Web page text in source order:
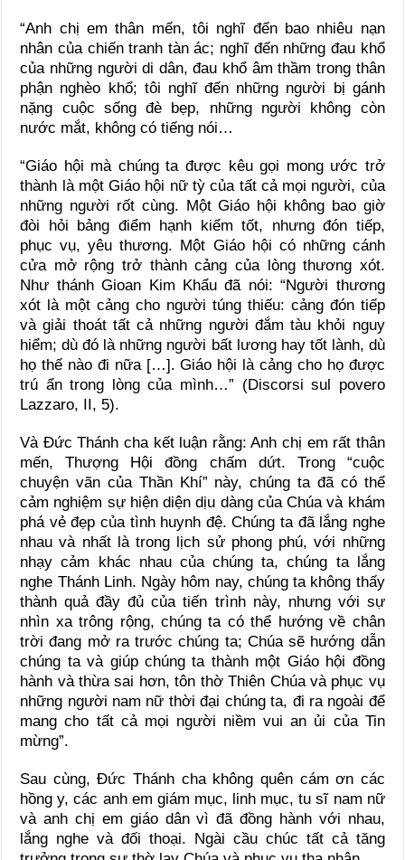
“Anh chị em thân mến, tôi nghĩ đến bao nhiêu nạn
nhân của chiến tranh tàn ác; nghĩ đến những đau khổ
của những người di dân, đau khổ âm thầm trong thân
phận nghèo khổ; tôi nghĩ đến những người bị gánh
nặng cuộc sống đè bẹp, những người không còn
nước mắt, không có tiếng nói…
“Giáo hội mà chúng ta được kêu gọi mong ước trở
thành là một Giáo hội nữ tỳ của tất cả mọi người, của
những người rốt cùng. Một Giáo hội không bao giờ
đòi hỏi bảng điểm hạnh kiểm tốt, nhưng đón tiếp,
phục vụ, yêu thương. Một Giáo hội có những cánh
cửa mở rộng trở thành cảng của lòng thương xót.
Như thánh Gioan Kim Khẩu đã nói: “Người thương
xót là một cảng cho người túng thiếu: cảng đón tiếp
và giải thoát tất cả những người đắm tàu khỏi nguy
hiểm; dù đó là những người bất lương hay tốt lành, dù
họ thế nào đi nữa […]. Giáo hội là cảng cho họ được
trú ẩn trong lòng của mình…” (Discorsi sul povero
Lazzaro, II, 5).
Và Đức Thánh cha kết luận rằng: Anh chị em rất thân
mến, Thượng Hội đồng chấm dứt. Trong “cuộc
chuyện vãn của Thần Khí” này, chúng ta đã có thể
cảm nghiệm sự hiện diện dịu dàng của Chúa và khám
phá vẻ đẹp của tình huynh đệ. Chúng ta đã lắng nghe
nhau và nhất là trong lịch sử phong phú, với những
nhạy cảm khác nhau của chúng ta, chúng ta lắng
nghe Thánh Linh. Ngày hôm nay, chúng ta không thấy
thành quả đầy đủ của tiến trình này, nhưng với sự
nhìn xa trông rộng, chúng ta có thể hướng về chân
trời đang mở ra trước chúng ta; Chúa sẽ hướng dẫn
chúng ta và giúp chúng ta thành một Giáo hội đồng
hành và thừa sai hơn, tôn thờ Thiên Chúa và phục vụ
những người nam nữ thời đại chúng ta, đi ra ngoài để
mang cho tất cả mọi người niềm vui an ủi của Tin
mừng”.
Sau cùng, Đức Thánh cha không quên cám ơn các
hồng y, các anh em giám mục, linh mục, tu sĩ nam nữ
và anh chị em giáo dân vì đã đồng hành với nhau,
lắng nghe và đối thoại. Ngài cầu chúc tất cả tăng